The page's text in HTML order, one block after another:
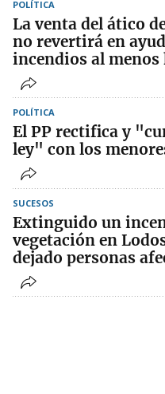
POLÍTICA
La venta del ático
no revertirá en
incendios al menos
POLÍTICA
El PP rectifica y
ley" con los
SUCESOS
Extinguido un
vegetación en
dejado personas